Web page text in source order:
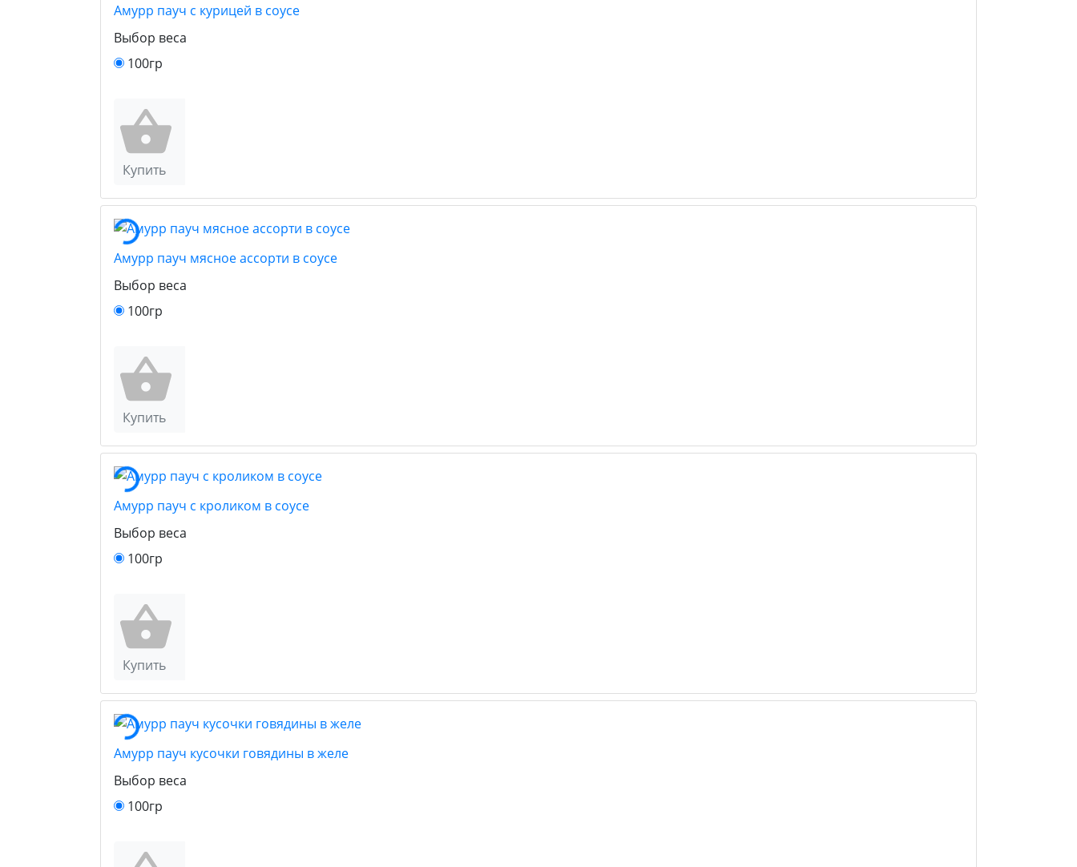
Амурр пауч с курицей в соусе
Выбор веса
100гр
Купить
Амурр пауч мясное ассорти в соусе
Выбор веса
100гр
Купить
Амурр пауч с кроликом в соусе
Выбор веса
100гр
Купить
Амурр пауч кусочки говядины в желе
Выбор веса
100гр